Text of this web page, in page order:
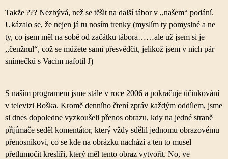
Takže ??? Nezbývá, než se těšit na další tábor v ,,našem“ podání.
Ukázalo se, že nejen já tu nosím trenky (myslím ty pomyslné a ne
ty, co jsem měl na sobě od začátku tábora……ale už jsem si je
,,čenžnul“, což se můžete sami přesvědčit, jelikož jsem v nich pár
snímečků s Vacim nafotil J)
S naším programem jsme stále v roce 2006 a pokračuje účinkování
v televizi Boška. Kromě denního čtení zpráv každým oddílem, jsme
si dnes dopoledne vyzkoušeli přenos obrazu, kdy na jedné straně
přijímače seděl komentátor, který vždy sdělil jednomu obrazovému
přenosníkovi, co se kde na obrázku nachází a ten to musel
přetlumočit kreslíři, který měl tento obraz vytvořit. No, ve